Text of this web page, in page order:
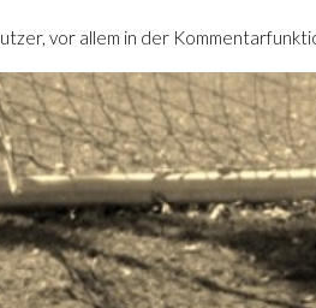
vor allem in der